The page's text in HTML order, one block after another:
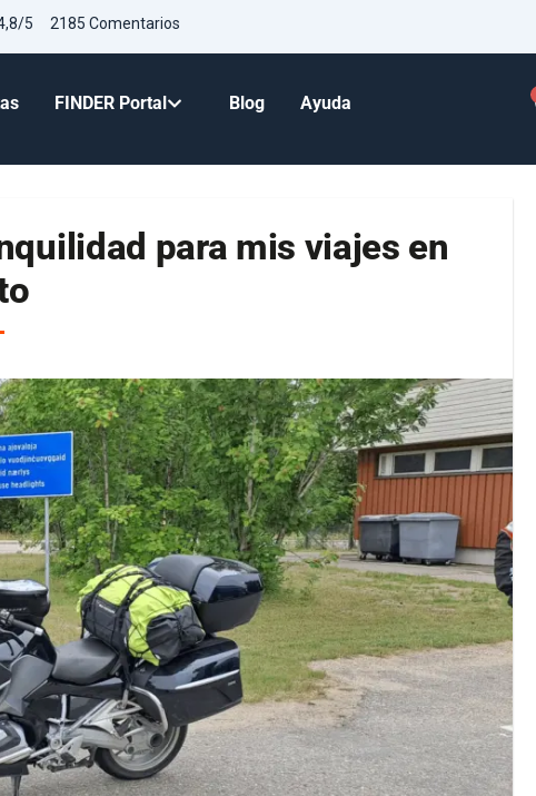
5 2185 Comentarios
FINDER Portal Blog Ayuda
para mis viajes en